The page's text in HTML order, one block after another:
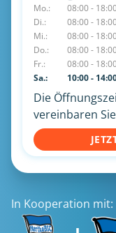
Mo.:
08:00 -
Di.:
08:00 -
Mi.:
08:00 -
Do.:
08:00 -
Fr.:
08:00 -
Sa.:
10:00 -
Die
vereinbaren
In Kooperation mit: